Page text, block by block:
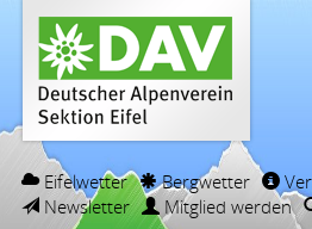
Eifelwetter Bergwetter
Newsletter
Mitglied werden